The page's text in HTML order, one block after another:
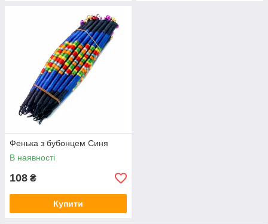
Фенька з бубонцем Синя
В наявності
108 ₴
Купити